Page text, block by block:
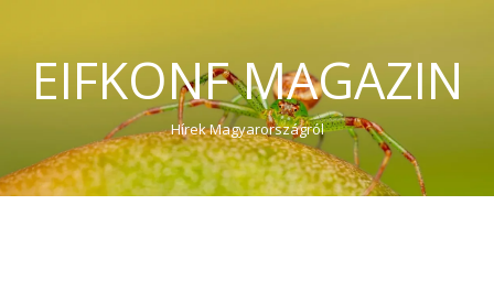
EIFKONF MAGAZIN
Hírek Magyarországról